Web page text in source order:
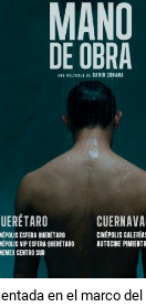
en el marco del